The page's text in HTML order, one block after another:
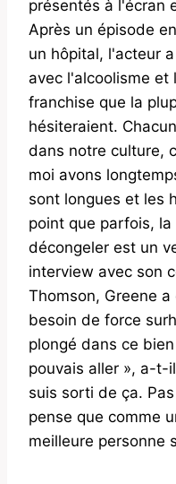
présentés à l'écran
Après un épisode
un hôpital, l'acteur
avec l'alcoolisme et
franchise que la
hésiteraient.
dans notre culture,
moi avons
sont longues et les
point que parfois,
décongeler est un
interview avec son
Thomson, Greene
besoin de force
plongé dans ce
pouvais aller », a-t-
suis sorti de ça.
pense que comme
meilleure personne